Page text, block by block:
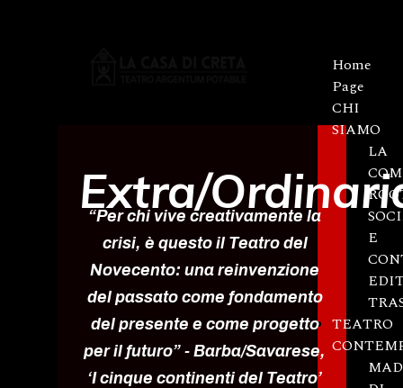
Home
Page
CHI
SIAMO
LA
E
TEATRO
Extra/
“Per chi vive creativamente la
crisi, è questo il Teatro del
Novecento: una reinvenzione
del passato come fondamento
del presente e come progetto
per il futuro” - Barba/Savarese,
‘I cinque continenti del Teatro’